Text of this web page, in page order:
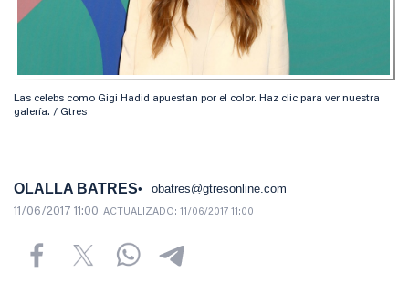
Las celebs como Gigi Hadid apuestan por el color. Haz clic para ver nuestra
galería. / Gtres
OLALLA BATRES obatres@gtresonline.com
11/06/2017 11:00 ACTUALIZADO: 11/06/2017 11:00